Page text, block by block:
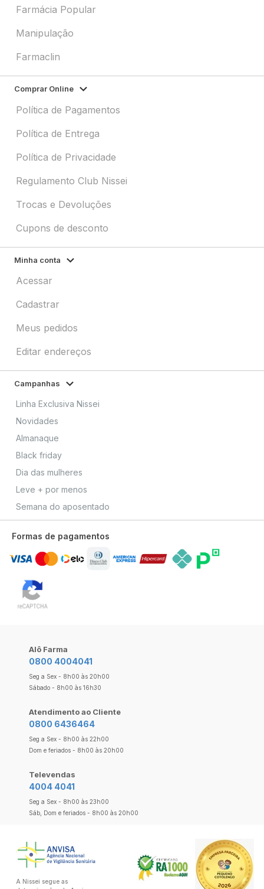
Farmácia Popular
Manipulação
Farmaclin
Comprar Online
Política de Pagamentos
Política de Entrega
Política de Privacidade
Regulamento Club Nissei
Trocas e Devoluções
Cupons de desconto
Minha conta
Acessar
Cadastrar
Meus pedidos
Editar endereços
Campanhas
Linha Exclusiva Nissei
Novidades
Almanaque
Black friday
Dia das mulheres
Leve + por menos
Semana do aposentado
Formas de pagamentos
Alô Farma
0800 4004041
Seg a Sex - 8h00 às 20h00
Sábado - 8h00 às 16h30
Atendimento ao Cliente
0800 6436464
Seg a Sex - 8h00 às 22h00
Dom e feriados - 8h00 às 20h00
Televendas
4004 4041
Seg a Sex - 8h00 às 23h00
Sáb, Dom e feriados - 8h00 às 20h00
A Nissei segue as